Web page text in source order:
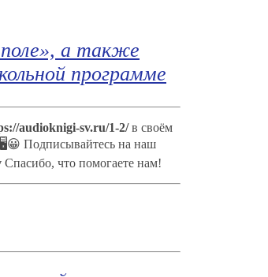
а также
программе
audioknigi-sv.ru/1-2/в своём
🖥😀 Подписывайтесь на наш
Спасибо, что помогаете нам!